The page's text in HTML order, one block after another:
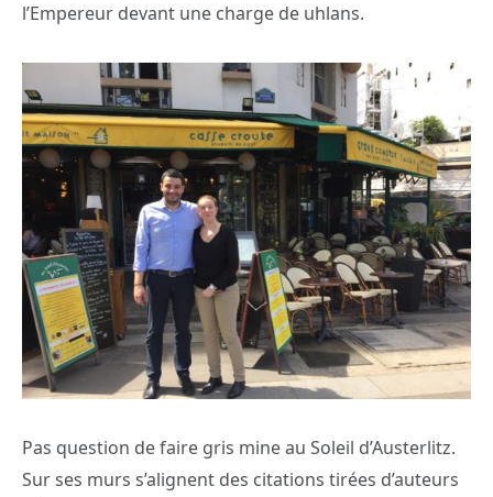
l’Empereur devant une charge de uhlans.
Pas question de faire gris mine au Soleil d’Austerlitz.
Sur ses murs s’alignent des citations tirées d’auteurs